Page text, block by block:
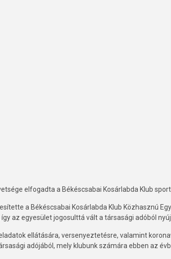
elfogadta a Békéscsabai Kosárlabda Klub
a Békéscsabai Kosárlabda Klub Közhasznú
az egyesület jogosulttá vált a társasági adóból
ellátására, versenyeztetésre, valamint
adójából, mely klubunk számára ebben az